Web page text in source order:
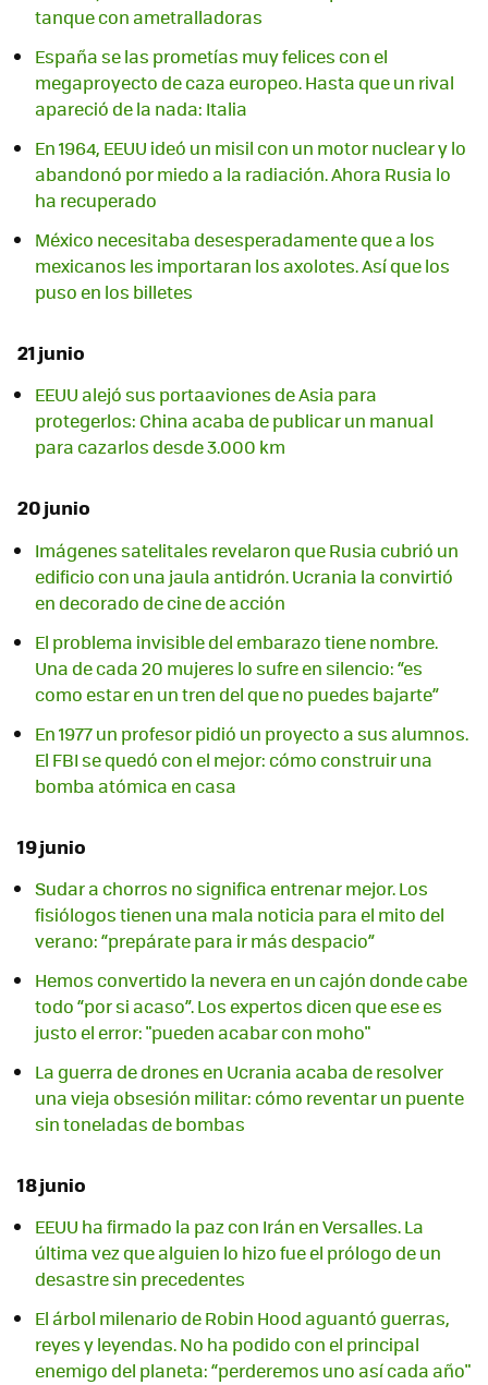
tanque con ametralladoras
España se las prometías muy felices con el
megaproyecto de caza europeo. Hasta que un rival
apareció de la nada: Italia
En 1964, EEUU ideó un misil con un motor nuclear y lo
abandonó por miedo a la radiación. Ahora Rusia lo
ha recuperado
México necesitaba desesperadamente que a los
mexicanos les importaran los axolotes. Así que los
puso en los billetes
21 junio
EEUU alejó sus portaaviones de Asia para
protegerlos: China acaba de publicar un manual
para cazarlos desde 3.000 km
20 junio
Imágenes satelitales revelaron que Rusia cubrió un
edificio con una jaula antidrón. Ucrania la convirtió
en decorado de cine de acción
El problema invisible del embarazo tiene nombre.
Una de cada 20 mujeres lo sufre en silencio: “es
como estar en un tren del que no puedes bajarte”
En 1977 un profesor pidió un proyecto a sus alumnos.
El FBI se quedó con el mejor: cómo construir una
bomba atómica en casa
19 junio
Sudar a chorros no significa entrenar mejor. Los
fisiólogos tienen una mala noticia para el mito del
verano: “prepárate para ir más despacio”
Hemos convertido la nevera en un cajón donde cabe
todo “por si acaso”. Los expertos dicen que ese es
justo el error: "pueden acabar con moho"
La guerra de drones en Ucrania acaba de resolver
una vieja obsesión militar: cómo reventar un puente
sin toneladas de bombas
18 junio
EEUU ha firmado la paz con Irán en Versalles. La
última vez que alguien lo hizo fue el prólogo de un
desastre sin precedentes
El árbol milenario de Robin Hood aguantó guerras,
reyes y leyendas. No ha podido con el principal
enemigo del planeta: “perderemos uno así cada año"